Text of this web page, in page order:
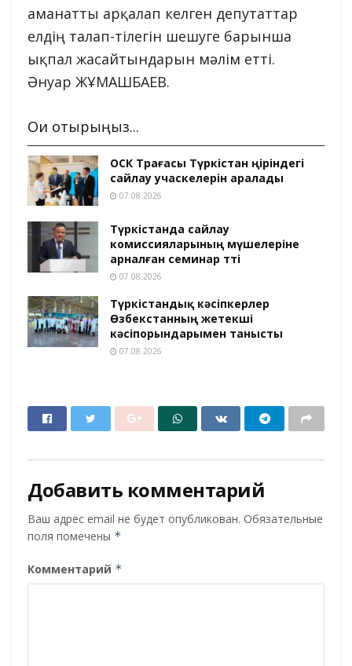
аманатты арқалап келген депутаттар
елдің талап-тілегін шешуге барынша
ықпал жасайтындарын мәлім етті.
Әнуар ЖҰМАШБАЕВ.
Оқи отырыңыз...
ОСК Төрағасы Түркістан өңіріндегі
сайлау учаскелерін аралады
07.08.2026
Түркістанда сайлау
комиссияларының мүшелеріне
арналған семинар өтті
07.08.2026
Түркістандық кәсіпкерлер
Өзбекстанның жетекші
кәсіпорындарымен танысты
07.08.2026
Добавить комментарий
Ваш адрес email не будет опубликован. Обязательные
поля помечены *
Комментарий *